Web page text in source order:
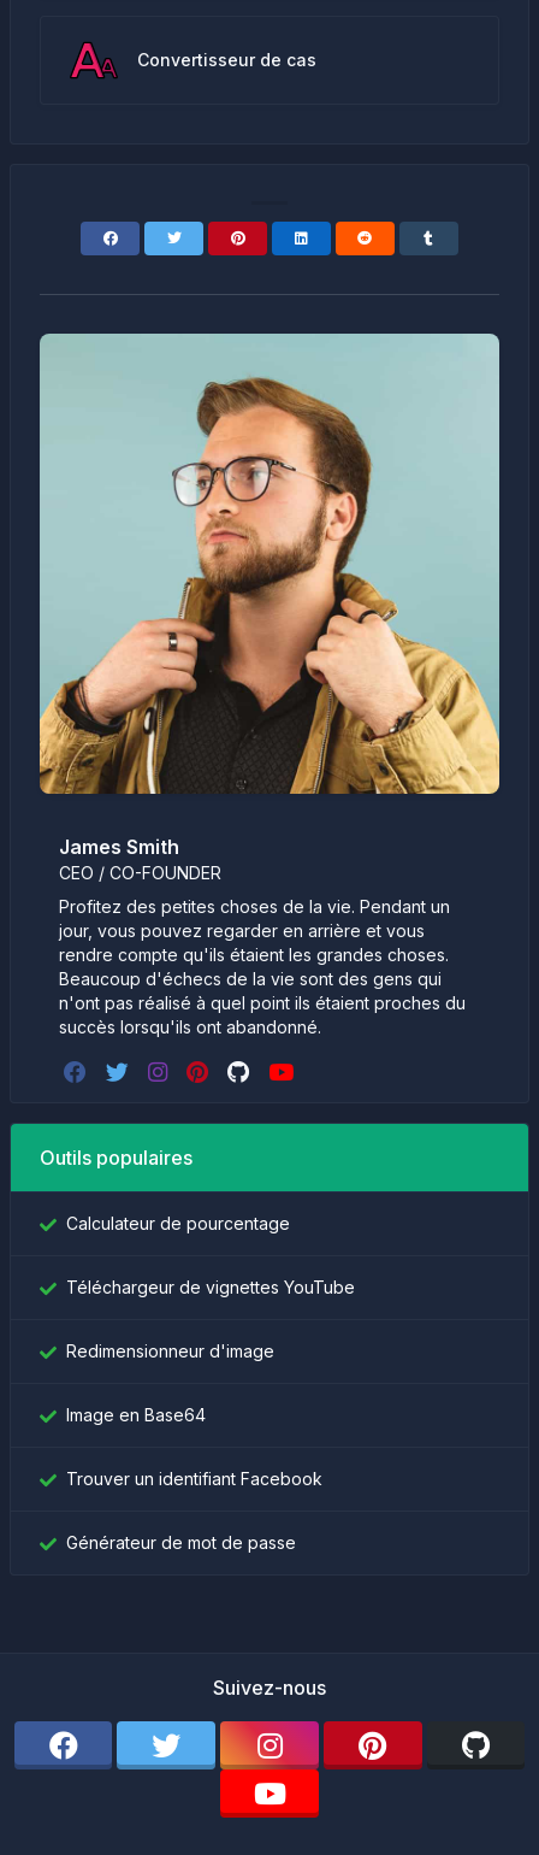
Convertisseur de cas
James Smith
CEO / CO-FOUNDER
Profitez des petites choses de la vie. Pendant un
jour, vous pouvez regarder en arrière et vous
rendre compte qu'ils étaient les grandes choses.
Beaucoup d'échecs de la vie sont des gens qui
n'ont pas réalisé à quel point ils étaient proches du
succès lorsqu'ils ont abandonné.
Outils populaires
Calculateur de pourcentage
Téléchargeur de vignettes YouTube
Redimensionneur d'image
Image en Base64
Trouver un identifiant Facebook
Générateur de mot de passe
Suivez-nous